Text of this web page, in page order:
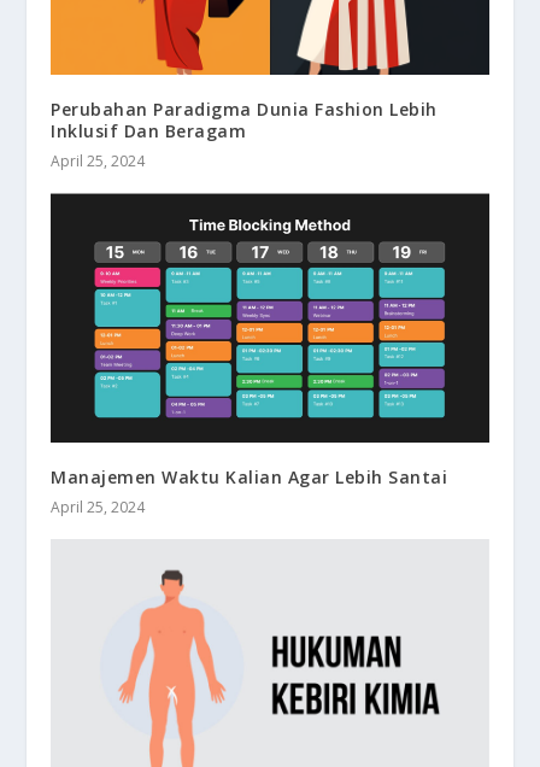
Perubahan Paradigma Dunia Fashion Lebih
Inklusif Dan Beragam
April 25, 2024
Manajemen Waktu Kalian Agar Lebih Santai
April 25, 2024